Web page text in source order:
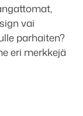
vai
parhaiten?
eri merkkejä